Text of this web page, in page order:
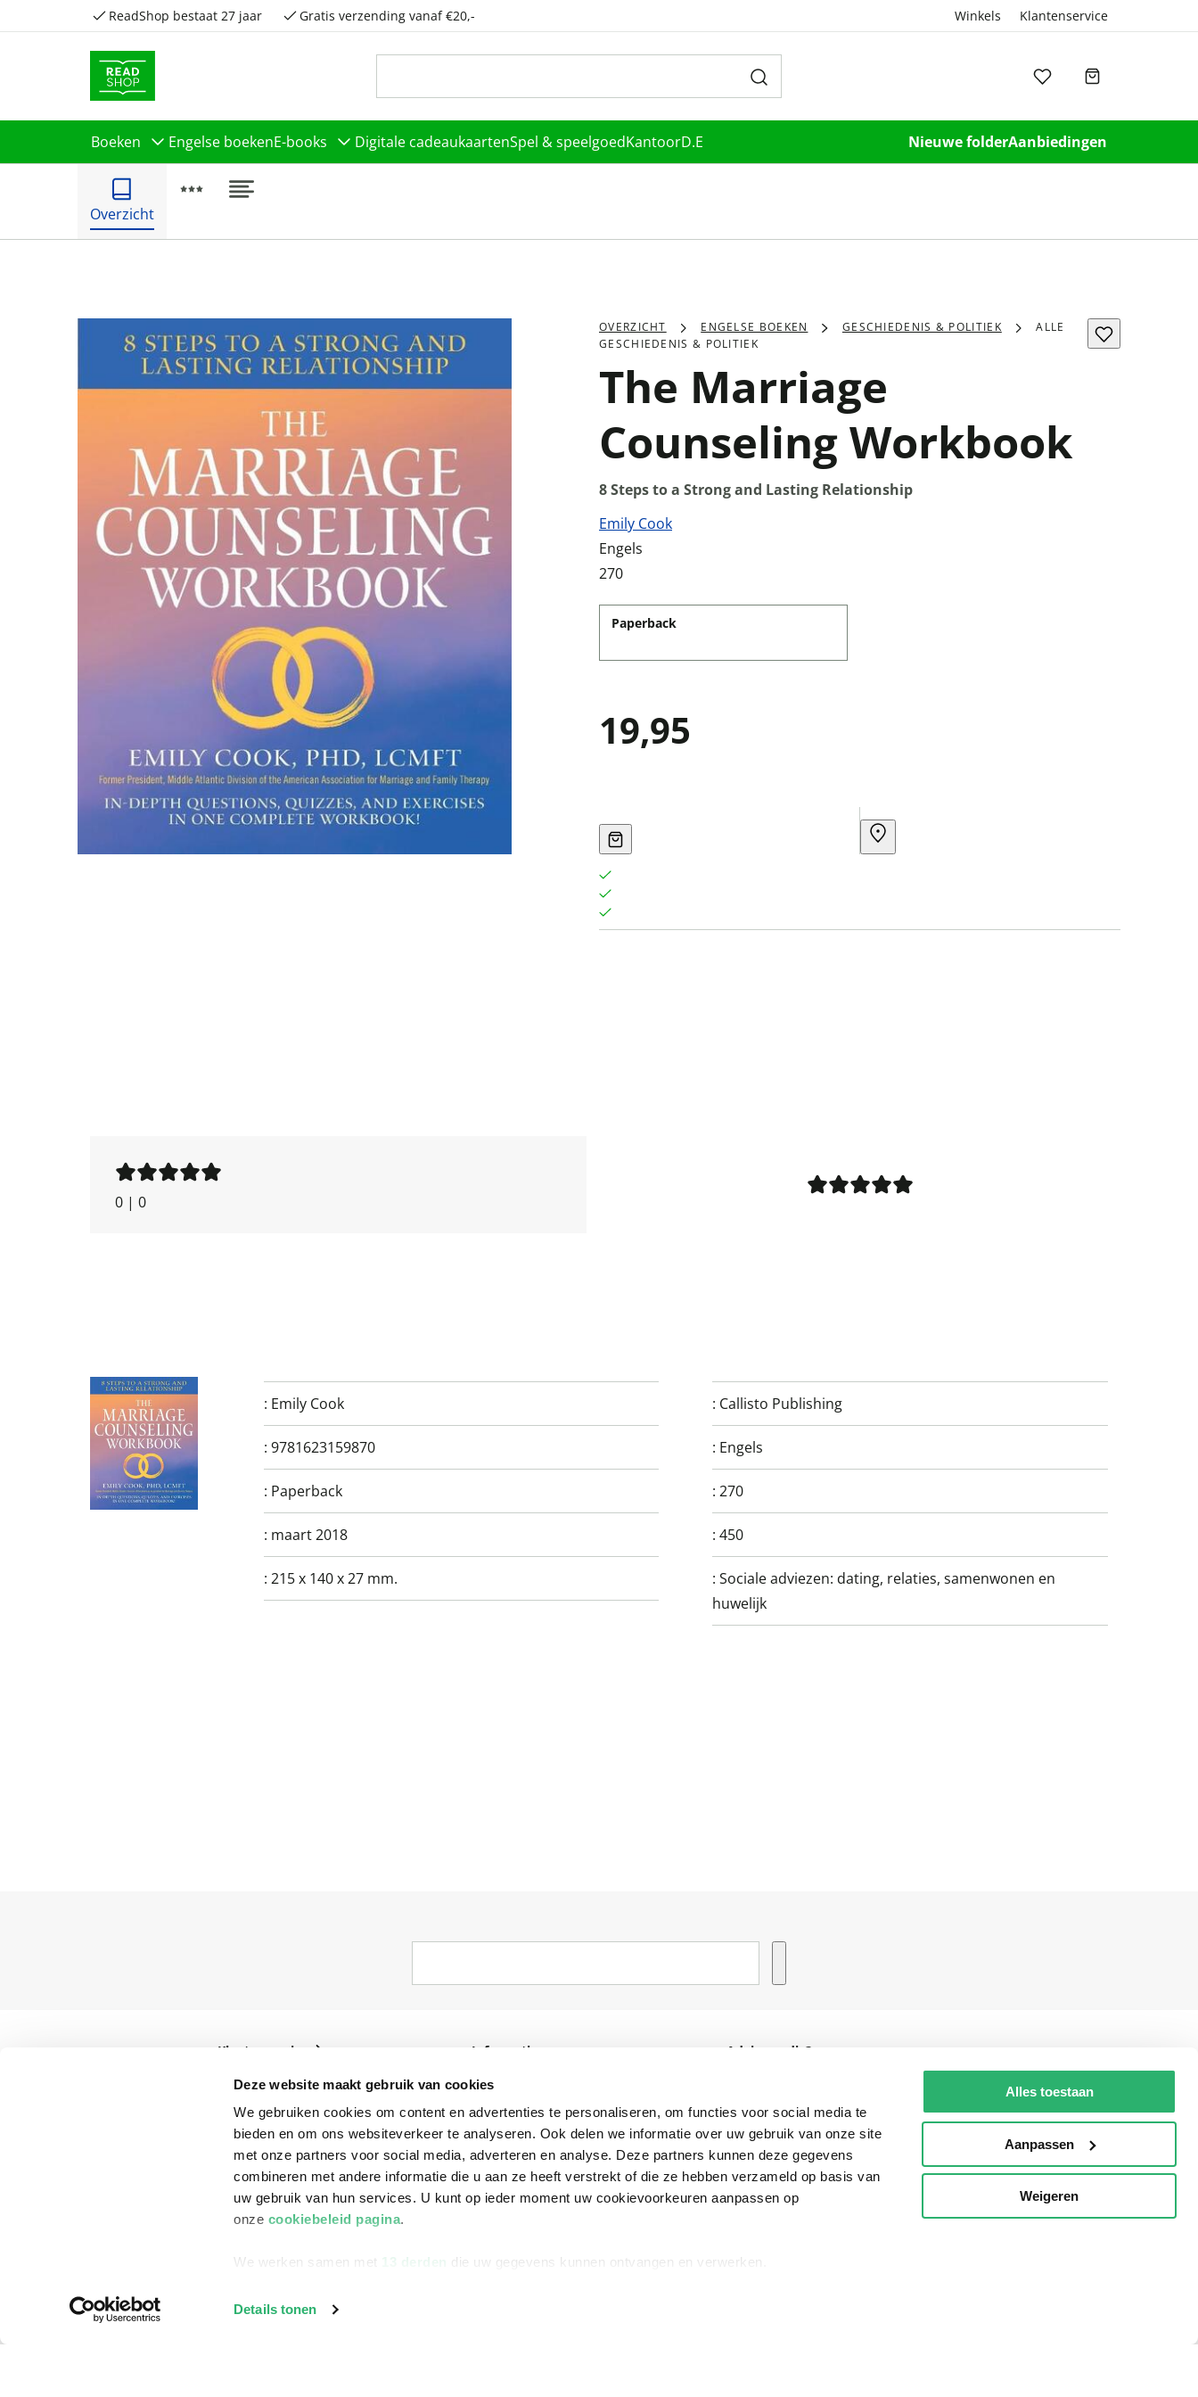
Deze website maakt gebruik van cookies
We gebruiken cookies om content en advertenties te personaliseren, om functies voor social media te
bieden en om ons websiteverkeer te analyseren. Ook delen we informatie over uw gebruik van onze site
met onze partners voor social media, adverteren en analyse. Deze partners kunnen deze gegevens
combineren met andere informatie die u aan ze heeft verstrekt of die ze hebben verzameld op basis van
uw gebruik van hun services. U kunt op ieder moment uw cookievoorkeuren aanpassen op
onze cookiebeleid pagina.
We werken samen met 13 derden die uw gegevens kunnen ontvangen en verwerken.
Details tonen
Alles toestaan
Aanpassen
Weigeren
ReadShop bestaat 27 jaar Gratis verzending vanaf €20,- Winkels Klantenservice
Boeken Engelse boekenE-books Digitale cadeaukaartenSpel & speelgoedKantoorD.E Nieuwe folderAanbiedingen
Overzicht
OVERZICHT ENGELSE BOEKEN GESCHIEDENIS & POLITIEK
ALLE
GESCHIEDENIS & POLITIEK
The Marriage
Counseling Workbook
8 Steps to a Strong and Lasting Relationship
Emily Cook
Engels
270
Paperback
19,95
0 | 0
: Emily Cook : Callisto Publishing
: 9781623159870 : Engels
: Paperback :270
: maart 2018 :450
: 215 x 140 x 27 mm. :Sociale adviezen: dating, relaties, samenwonen en
huwelijk
Klantenservice
Bestellen
Bezorging
Retourneren
Veelgestelde vragen
Informatie
Over ons
Vacatures
Winkels en openingstijden
Cadeaukaart
Ondernemer worden
Advies nodig?
Instagram
helpdesk@readshop.nl
088 - 133 84 32